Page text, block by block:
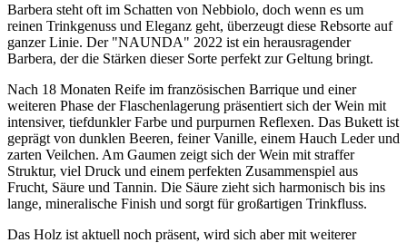
Barbera steht oft im Schatten von Nebbiolo, doch wenn es um
reinen Trinkgenuss und Eleganz geht, überzeugt diese Rebsorte auf
ganzer Linie. Der "NAUNDA" 2022 ist ein herausragender
Barbera, der die Stärken dieser Sorte perfekt zur Geltung bringt.
Nach 18 Monaten Reife im französischen Barrique und einer
weiteren Phase der Flaschenlagerung präsentiert sich der Wein mit
intensiver, tiefdunkler Farbe und purpurnen Reflexen. Das Bukett ist
geprägt von dunklen Beeren, feiner Vanille, einem Hauch Leder und
zarten Veilchen. Am Gaumen zeigt sich der Wein mit straffer
Struktur, viel Druck und einem perfekten Zusammenspiel aus
Frucht, Säure und Tannin. Die Säure zieht sich harmonisch bis ins
lange, mineralische Finish und sorgt für großartigen Trinkfluss.
Das Holz ist aktuell noch präsent, wird sich aber mit weiterer